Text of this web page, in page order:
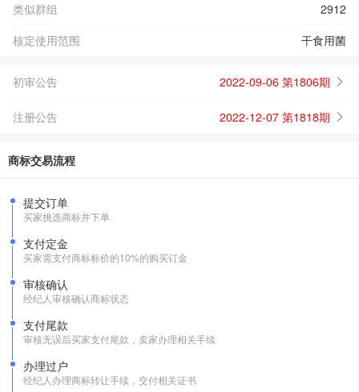
类似群组
2912
核定使用范围
干食用菌
初审公告 2022-09-06 第1806期
注册公告 2022-12-07 第1818期
商标交易流程
提交订单
买家挑选商标并下单
支付定金
买家需支付商标标价的10%的购买订金
审核确认
经纪人审核确认商标状态
支付尾款
审核无误后买家支付尾款，卖家办理相关手续
办理过户
经纪人办理商标转让手续，交付相关证书